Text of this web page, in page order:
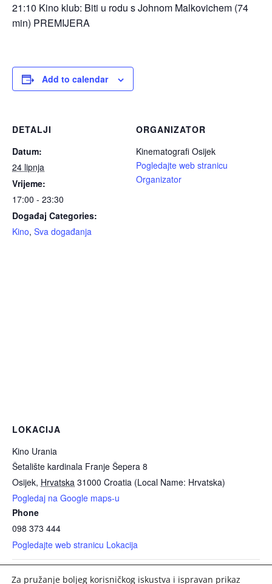
21:10 Kino klub: Biti u rodu s Johnom Malkovichem (74
min) PREMIJERA
Add to calendar
DETALJI
Datum:
24 lipnja
Vrijeme:
17:00 - 23:30
Događaj Categories:
Kino, Sva događanja
ORGANIZATOR
Kinematografi Osijek
Pogledajte web stranicu
Organizator
LOKACIJA
Kino Urania
Šetalište kardinala Franje Šepera 8
Osijek, Hrvatska 31000 Croatia (Local Name: Hrvatska)
Pogledaj na Google maps-u
Phone
098 373 444
Pogledajte web stranicu Lokacija
Diverse Caffe: Hrvatska – Panama Osječko ljeto kulture 2026.
Za pružanje boljeg korisničkog iskustva i ispravan prikaz